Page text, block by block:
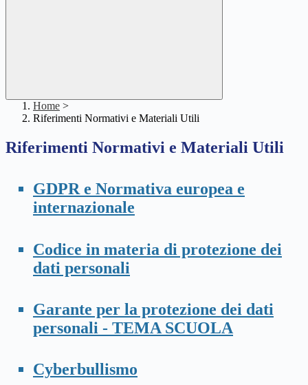
Home >
Riferimenti Normativi e Materiali Utili
Riferimenti Normativi e Materiali Utili
GDPR e Normativa europea e
internazionale
Codice in materia di protezione dei
dati personali
Garante per la protezione dei dati
personali - TEMA SCUOLA
Cyberbullismo